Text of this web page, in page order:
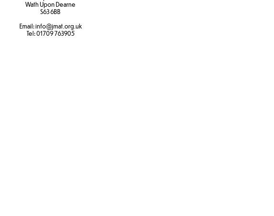
Wath Upon Dearne
S63 6BB​
Email:info@jmat.org.uk
Tel:01709 763905